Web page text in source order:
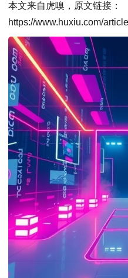
本文来自虎嗅，原文链接：
https://www.huxiu.com/